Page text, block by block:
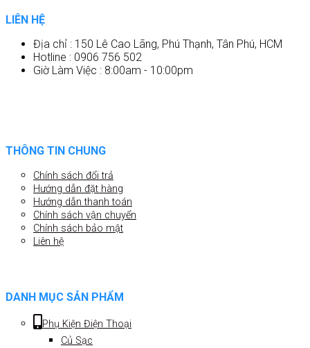
LIÊN HỆ
Địa chỉ : 150 Lê Cao Lãng, Phú Thạnh, Tân Phú, HCM
Hotline : 0906 756 502
Giờ Làm Việc : 8:00am - 10:00pm
THÔNG TIN CHUNG
Chính sách đổi trả
Hướng dẫn đặt hàng
Hướng dẫn thanh toán
Chính sách vận chuyển
Chính sách bảo mật
Liên hệ
DANH MỤC SẢN PHẨM
Phụ Kiện Điện Thoại
Củ Sạc